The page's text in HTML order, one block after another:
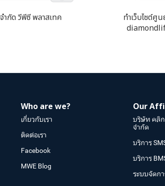
ำกัด วีพีซี พลาสเทค
ทำเว็บไซต์ศู
Who are we?
เกี่ยวกับเรา
ติดต่อเรา
Facebook
MWE Blog
Our
บริษัท คลิก
จำกัด
บริการ
บริการ
ระบบจัดก